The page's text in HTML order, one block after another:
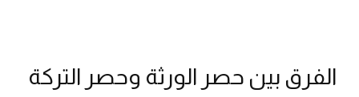
الفرق بين حصر الورثة وحصر التركة